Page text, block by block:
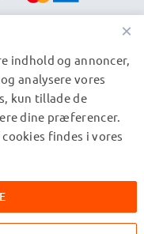
at alle viste
for at give
×
indhold og annoncer,
analysere vores
kun tillade de
dine præferencer.
findes i vores